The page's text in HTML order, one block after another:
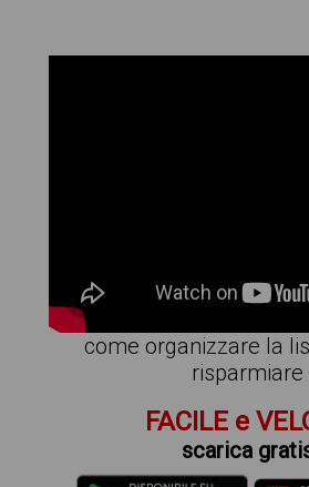
come organizzare la
risparmiare
FACILE e
scarica